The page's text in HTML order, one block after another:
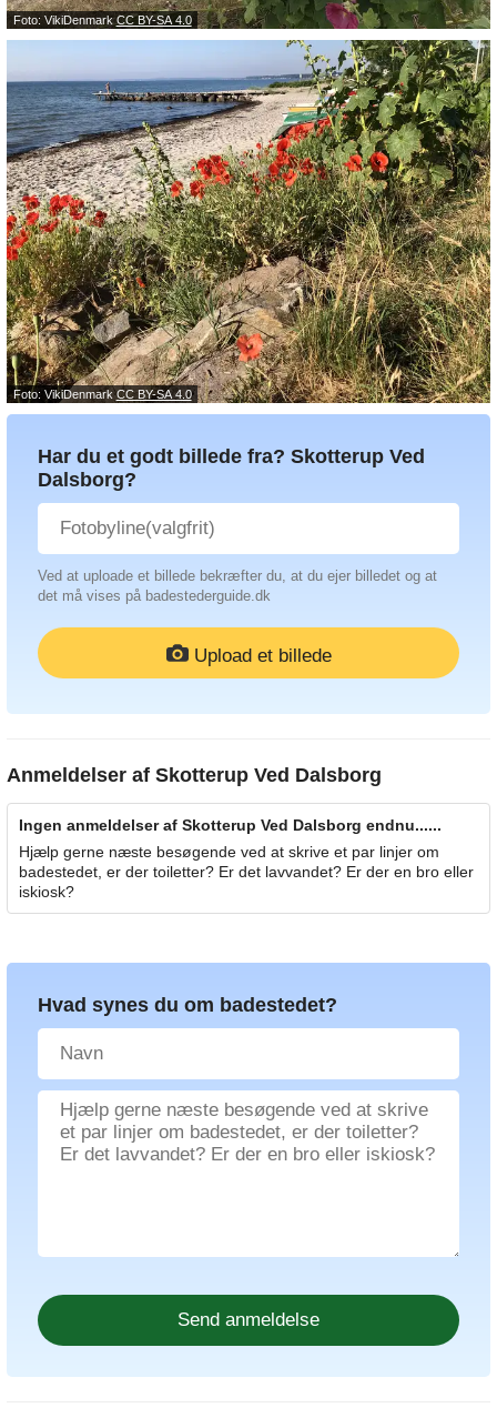
Foto: VikiDenmarkCC BY-SA 4.0
Foto: VikiDenmarkCC BY-SA 4.0
Har du et godt billede fra? Skotterup Ved
Dalsborg?
Ved at uploade et billede bekræfter du, at du ejer billedet og at
det må vises på badestederguide.dk
Upload et billede
Anmeldelser af Skotterup Ved Dalsborg
Ingen anmeldelser af Skotterup Ved Dalsborg endnu......
Hjælp gerne næste besøgende ved at skrive et par linjer om
badestedet, er der toiletter? Er det lavvandet? Er der en bro eller
iskiosk?
Hvad synes du om badestedet?